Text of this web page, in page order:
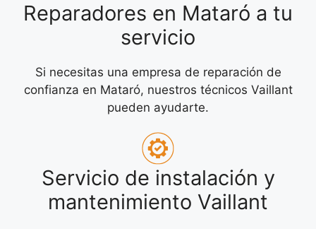
Reparadores en Mataró a tu
servicio
Si necesitas una empresa de reparación de
confianza en Mataró, nuestros técnicos Vaillant
pueden ayudarte.
Servicio de instalación y
mantenimiento Vaillant